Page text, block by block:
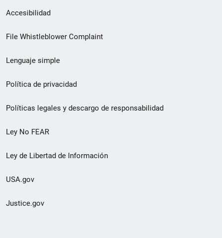
Menú
de
de
pie
de
página
Accesibilidad
File Whistleblower Complaint
Lenguaje simple
Política de privacidad
Políticas legales y descargo de responsabilidad
Ley No FEAR
Ley de Libertad de Información
USA.gov
Justice.gov